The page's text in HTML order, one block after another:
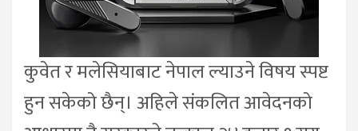
कुवेत र मलेसियाबाट नेपाल ल्याउने विषय स्पष्ट
हुन सकेको छैन्। अहिले संकलित आवेदनको